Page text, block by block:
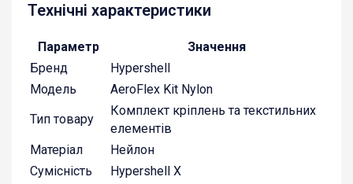
Технічні характеристики
Параметр
Значення
Бренд
Hypershell
Модель
AeroFlex Kit Nylon
Тип товару
Комплект кріплень та текстильних
елементів
Матеріал
Нейлон
Сумісність
Hypershell X